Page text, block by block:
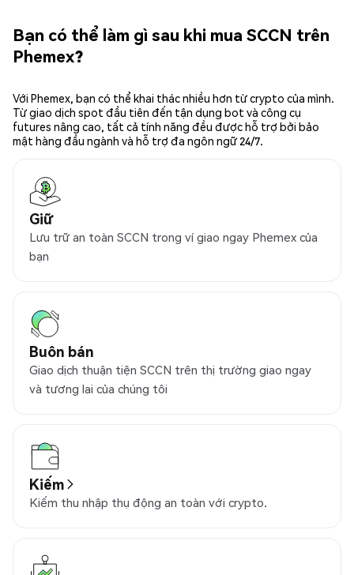
Bạn có thể làm gì sau khi mua SCCN trên
Phemex?
Với Phemex, bạn có thể khai thác nhiều hơn từ crypto của mình.
Từ giao dịch spot đầu tiên đến tận dụng bot và công cụ
futures nâng cao, tất cả tính năng đều được hỗ trợ bởi bảo
mật hàng đầu ngành và hỗ trợ đa ngôn ngữ 24/7.
Giữ
Lưu trữ an toàn SCCN trong ví giao ngay Phemex của
bạn
Buôn bán
Giao dịch thuận tiện SCCN trên thị trường giao ngay
và tương lai của chúng tôi
Kiếm
Kiếm thu nhập thụ động an toàn với crypto.